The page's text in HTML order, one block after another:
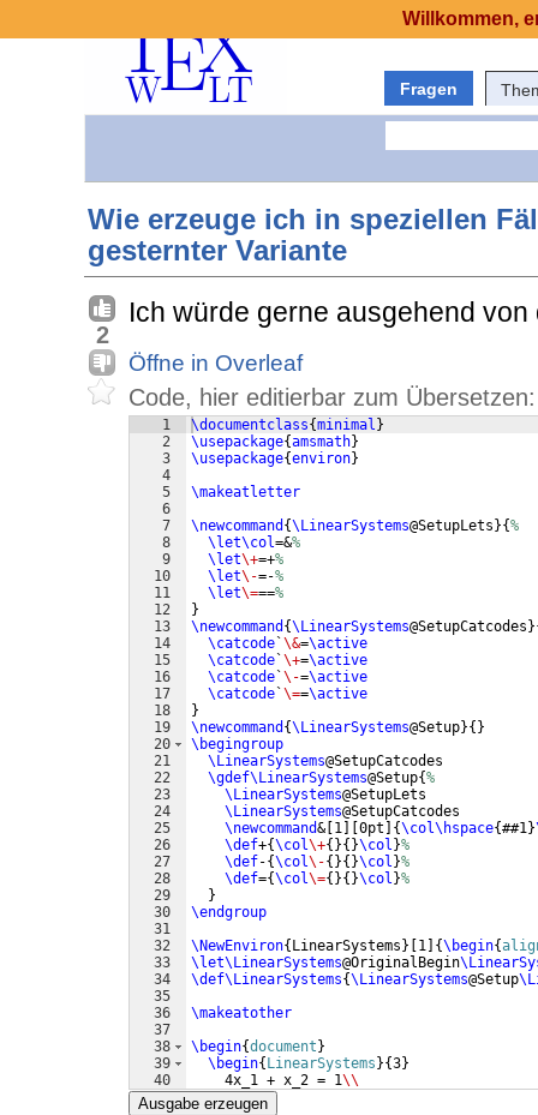
Fragen
Wie erzeuge ich in speziellen
gesternter Variante
2
Ich würde gerne ausgehend
Öffne in Overleaf
Code, hier editierbar zum Übersetzen:
1
2
3
4
5
6
7
8
9
10
11
12
13
14
15
16
17
18
19
20
21
22
23
24
25
26
27
28
29
30
31
32
33
34
35
36
37
38
39
40
41
\documentclass{minimal }
\usepackage{amsmath}
\usepackage{environ}
\makeatletter
\newcommand {\LinearSystems@SetupLets }{%
\let\col=&%
\let\+=+%
\let\-=-%
\let\===%
}
\newcommand {\LinearSystems@SetupCatcodes }
\catcode `\&=\active
\catcode `\+=\active
\catcode `\-=\active
\catcode `\==\active
}
\newcommand {\LinearSystems@Setup}{ }
\begingroup
\LinearSystems@SetupCatcodes
\gdef\LinearSystems@Setup{%
\LinearSystems@SetupLets
\LinearSystems@SetupCatcodes
\newcommand& 1 0pt {\col\hspace{##1}
\def+{\col\+{ }{ }\col }%
\def-{\col\-{ }{ }\col }%
\def={\col\={ }{ }\col }%
}
\endgroup
\NewEnviron{ LinearSystems } 1 {\begin{
\let\LinearSystems@OriginalBegin
\def\LinearSystems{\LinearSystems@Setup
\makeatother
\begin{document }
\begin{ LinearSystems }{3}
    4x_1 + x_2 = 1
\\
\-x_1 + x_2 =
Ausgabe erzeugen
Willkommen,